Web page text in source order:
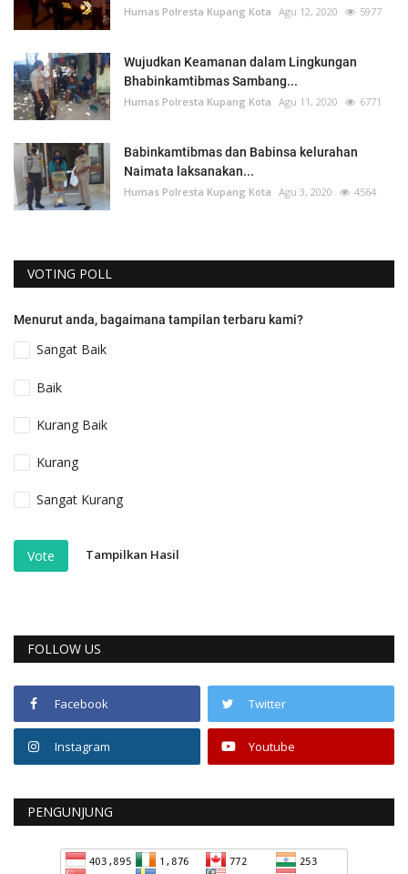
Humas Polresta Kupang Kota Agu 12, 2020 5977
Wujudkan Keamanan dalam Lingkungan
Bhabinkamtibmas Sambang...
Humas Polresta Kupang Kota Agu 11, 2020 6771
Babinkamtibmas dan Babinsa kelurahan
Naimata laksanakan...
Humas Polresta Kupang Kota Agu 3, 2020 4564
VOTING POLL
Menurut anda, bagaimana tampilan terbaru kami?
Sangat Baik
Baik
Kurang Baik
Kurang
Sangat Kurang
Vote Tampilkan Hasil
FOLLOW US
Facebook Twitter
Instagram Youtube
PENGUNJUNG